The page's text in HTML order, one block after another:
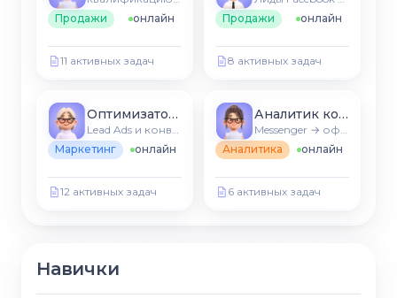
Продажи
онлайн
11 активных задач
Продажи
онлайн
8 активных задач
Оптимизатор рекламы
Маркетинг
онлайн
12 активных задач
Аналитик конверсии
Аналитика
онлайн
6 активных задач
Навички